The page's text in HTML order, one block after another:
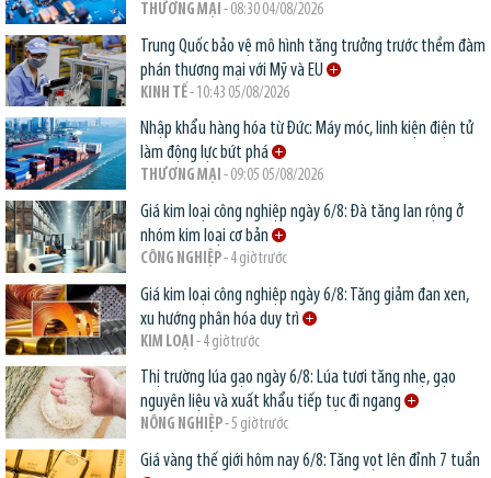
THƯƠNG MẠI - 08:30 04/08/2026
Trung Quốc bảo vệ mô hình tăng trưởng trước thềm đàm
phán thương mại với Mỹ và EU
KINH TẾ- 10:43 05/08/2026
Nhập khẩu hàng hóa từ Đức: Máy móc, linh kiện điện tử
làm động lực bứt phá
THƯƠNG MẠI - 09:05 05/08/2026
Giá kim loại công nghiệp ngày 6/8: Đà tăng lan rộng ở
nhóm kim loại cơ bản
CÔNG NGHIỆP- 4 giờ trước
Giá kim loại công nghiệp ngày 6/8: Tăng giảm đan xen,
xu hướng phân hóa duy trì
KIM LOẠI - 4 giờ trước
Thị trường lúa gạo ngày 6/8: Lúa tươi tăng nhẹ, gạo
nguyên liệu và xuất khẩu tiếp tục đi ngang
NÔNG NGHIỆP- 5 giờ trước
Giá vàng thế giới hôm nay 6/8: Tăng vọt lên đỉnh 7 tuần